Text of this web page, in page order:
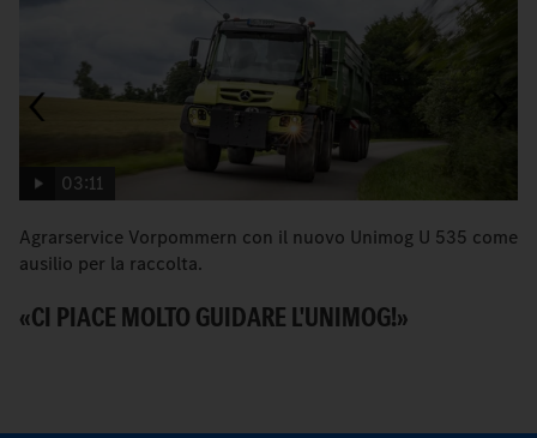
03:11
Agrarservice Vorpommern con il nuovo Unimog U 535 come
ausilio per la raccolta.
«CI PIACE MOLTO GUIDARE L'UNIMOG!»